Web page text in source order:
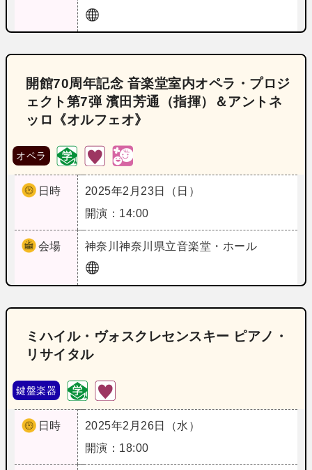
開館70周年記念 音楽堂室内オペラ・プロジ
ェクト第7弾 濱田芳通（指揮）＆アントネ
ッロ《オルフェオ》
オペラ
日時
2025年2月23日（日）
開演：14:00
会場 神奈川神奈川県立音楽堂・ホール
ミハイル・ヴォスクレセンスキー ピアノ・
リサイタル
鍵盤楽器
日時
2025年2月26日（水）
開演：18:00